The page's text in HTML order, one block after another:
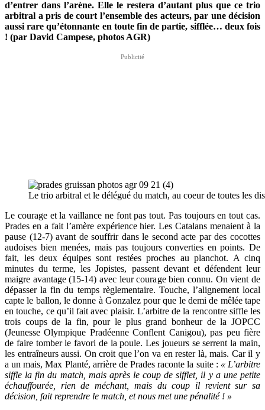
d’entrer dans l’arène. Elle le restera d’autant plus que ce trio
arbitral a pris de court l’ensemble des acteurs, par une décision
aussi rare qu’étonnante en toute fin de partie, sifflée… deux fois
! (par David Campese, photos AGR)
Le trio arbitral et le délégué du match, au coeur de toutes les
Le courage et la vaillance ne font pas tout. Pas toujours en tout cas.
Prades en a fait l’amère expérience hier. Les Catalans menaient à la
pause (12-7) avant de souffrir dans le second acte par des cocottes
audoises bien menées, mais pas toujours converties en points. De
fait, les deux équipes sont restées proches au planchot. A cinq
minutes du terme, les Jopistes, passent devant et défendent leur
maigre avantage (15-14) avec leur courage bien connu. On vient de
dépasser la fin du temps règlementaire. Touche, l’alignement local
capte le ballon, le donne à Gonzalez pour que le demi de mêlée tape
en touche, ce qu’il fait avec plaisir. L’arbitre de la rencontre siffle les
trois coups de la fin, pour le plus grand bonheur de la JOPCC
(Jeunesse Olympique Pradéenne Conflent Canigou), pas peu fière
de faire tomber le favori de la poule. Les joueurs se serrent la main,
les entraîneurs aussi. On croit que l’on va en rester là, mais. Car il y
a un mais, Max Planté, arrière de Prades raconte la suite : « L’arbitre
siffle la fin du match, mais après le coup de sifflet, il y a une petite
échauffourée, rien de méchant, mais du coup il revient sur sa
décision, fait reprendre le match, et nous met une pénalité ! »